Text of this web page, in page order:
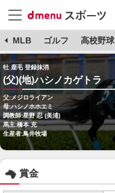
MLB ゴルフ 高校野球
牡 鹿毛 登録抹消
(父)(地)ハシノカゲトラ
父:メジロライアン
母:ハシノホホエミ
調教師:星野 忍 (美浦)
馬主:橋本 充
生産者:鳥井牧場
賞金